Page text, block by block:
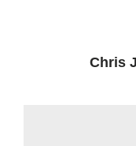
Chris